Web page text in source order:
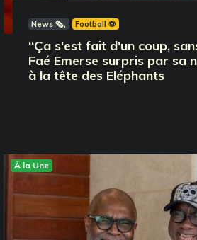
News 🗞️ Football ⚽️
‘‘Ça s'est fait d'un coup,
Faé Emerse surpris par sa
à la tête des Eléphants
À la Une